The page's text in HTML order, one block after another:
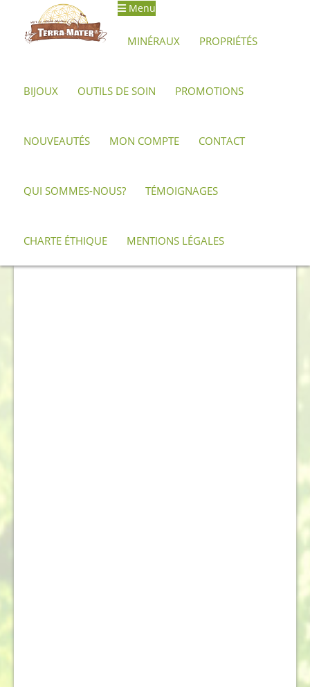
Aller
Aller
au
Menu
MINÉRAUX PROPRIÉTÉS
BIJOUX OUTILS DE SOIN PROMOTIONS
NOUVEAUTÉS MON COMPTE CONTACT
QUI SOMMES-NOUS? TÉMOIGNAGES
CHARTE ÉTHIQUE MENTIONS LÉGALES
Accueil Minéraux, pierres et cristaux Labradorite